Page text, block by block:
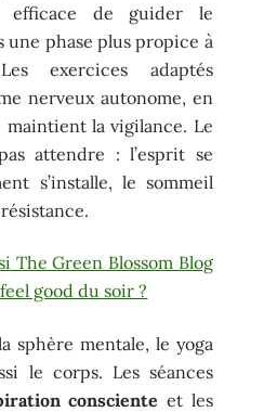
efficace de guider le
une phase plus propice à
Les exercices adaptés
nerveux autonome, en
la vigilance. Le
attendre : l’esprit se
s’installe, le sommeil
The Green Blossom Blog
good du soir ?
sphère mentale, le yoga
le corps. Les séances
consciente et les